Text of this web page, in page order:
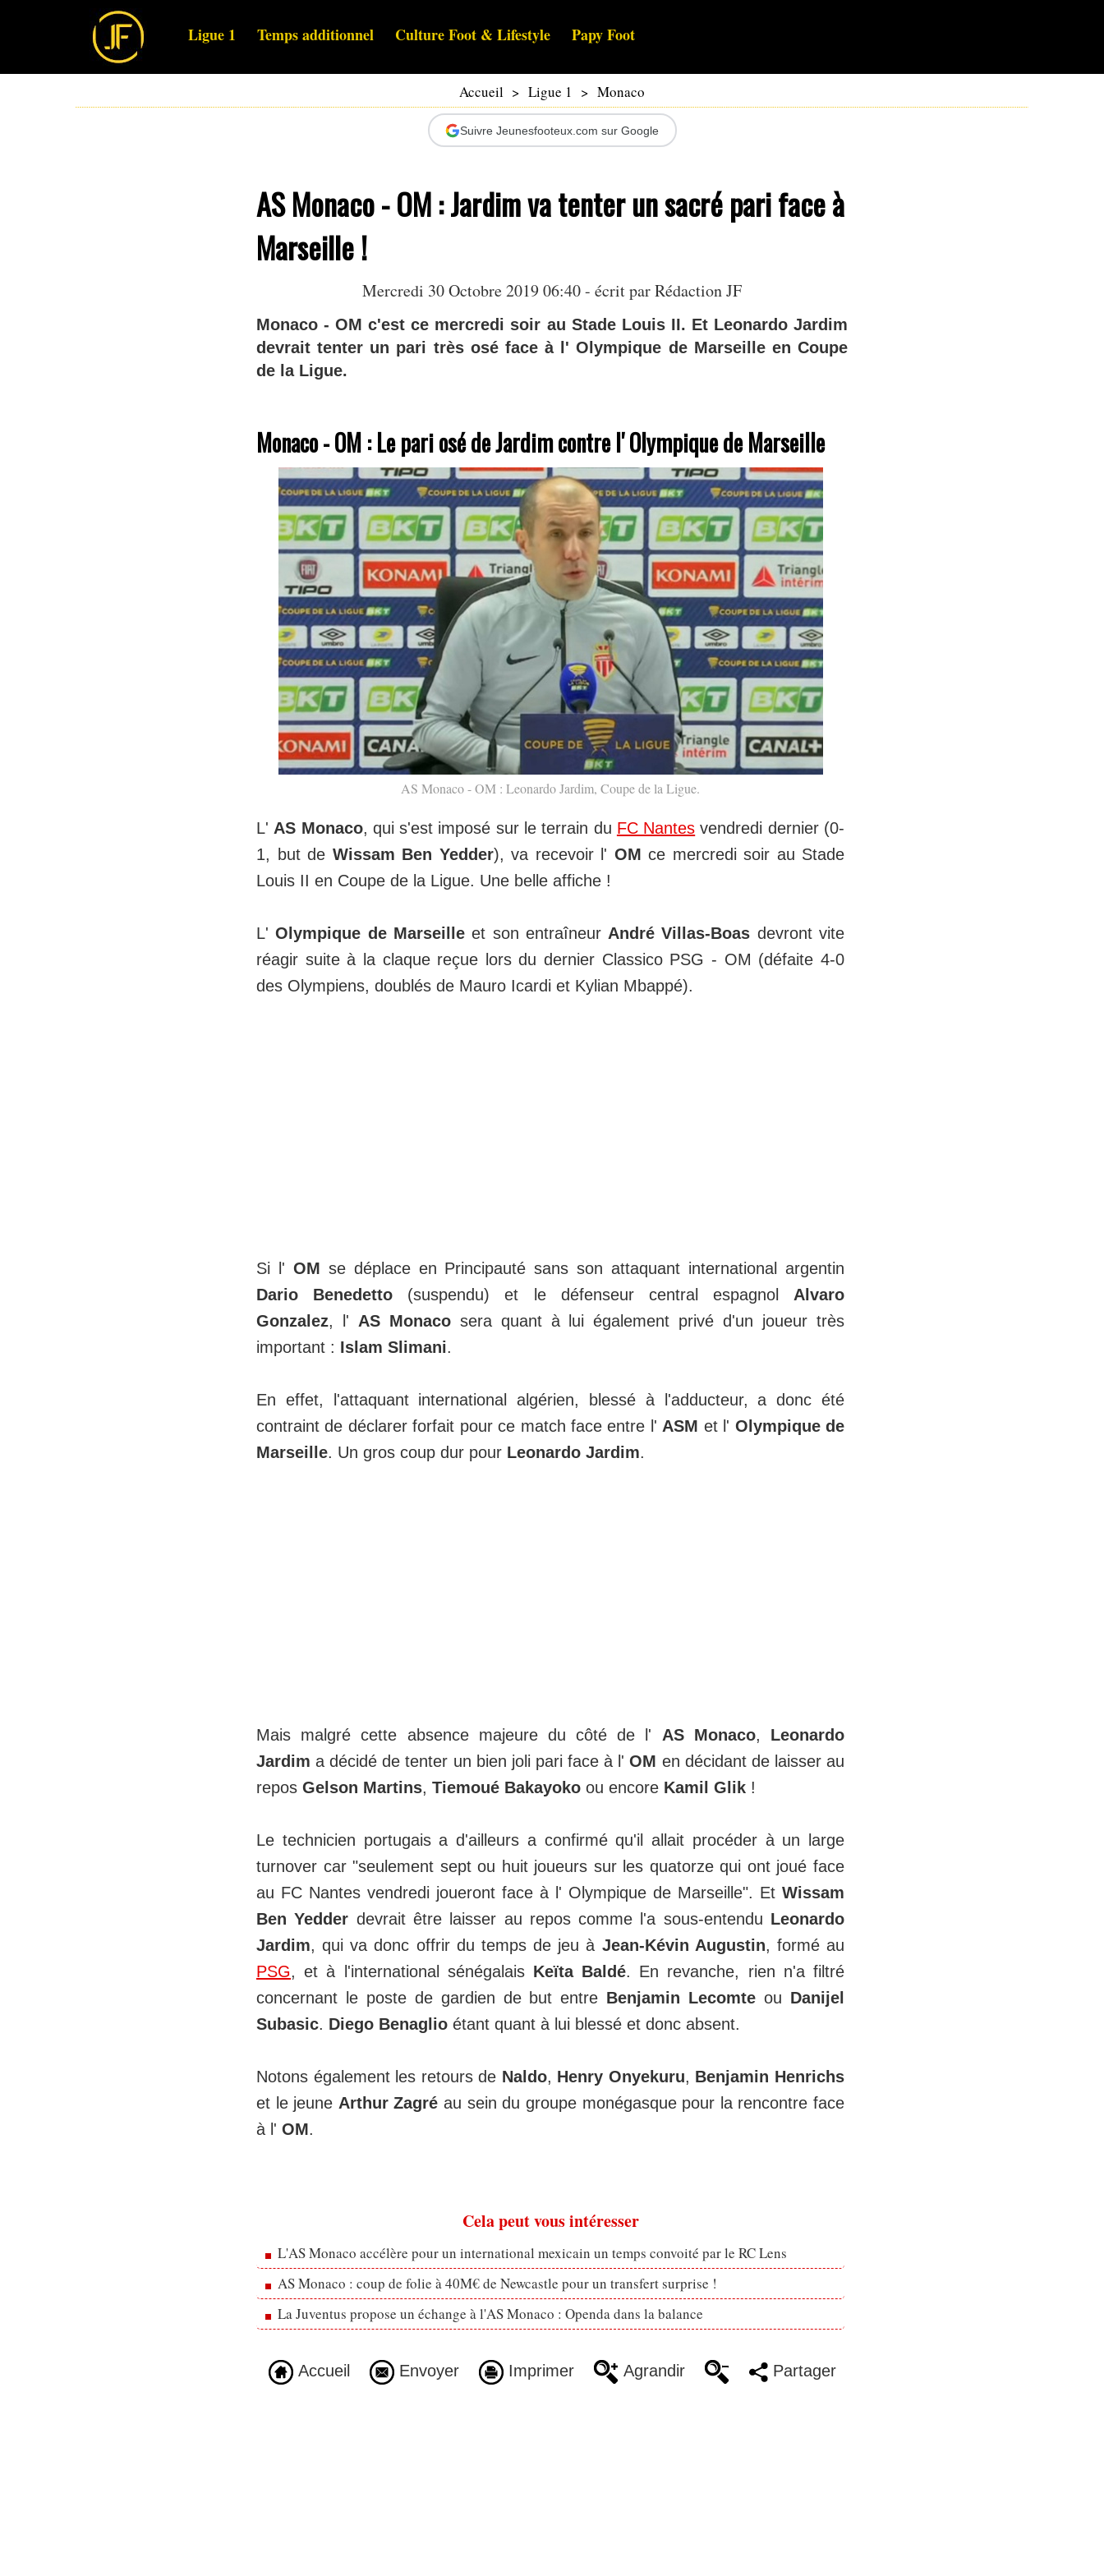
Ligue 1 Temps additionnel Culture Foot & Lifestyle Papy Foot
Accueil > Ligue 1 > Monaco
Suivre Jeunesfooteux.com sur Google
AS Monaco - OM : Jardim va tenter un sacré pari face à
Marseille !
Mercredi 30 Octobre 2019 06:40 - écrit par Rédaction JF
Monaco - OM c'est ce mercredi soir au Stade Louis II. Et Leonardo Jardim
devrait tenter un pari très osé face à l' Olympique de Marseille en Coupe
de la Ligue.
Monaco - OM : Le pari osé de Jardim contre l' Olympique de Marseille
AS Monaco - OM : Leonardo Jardim, Coupe de la Ligue.
L' AS Monaco, qui s'est imposé sur le terrain du FC Nantes vendredi dernier (0-
1, but de Wissam Ben Yedder), va recevoir l' OM ce mercredi soir au Stade
Louis II en Coupe de la Ligue. Une belle affiche !
L'Olympique de Marseilleet son entraîneur André Villas-Boas devront vite
réagir suite à la claque reçue lors du dernier Classico PSG - OM (défaite 4-0
des Olympiens, doublés de Mauro Icardi et Kylian Mbappé).
Si l' OM se déplace en Principauté sans son attaquant international argentin
Dario Benedetto (suspendu) et le défenseur central espagnol Alvaro
Gonzalez, l' AS Monacosera quant à lui également privé d'un joueur très
important : Islam Slimani.
En effet, l'attaquant international algérien, blessé à l'adducteur, a donc été
contraint de déclarer forfait pour ce match face entre l' ASM et l' Olympique de
Marseille. Un gros coup dur pour Leonardo Jardim.
Mais malgré cette absence majeure du côté de l' AS Monaco, Leonardo
Jardim a décidé de tenter un bien joli pari face à l'OM en décidant de laisser au
repos Gelson Martins, Tiemoué Bakayoko ou encore Kamil Glik !
Le technicien portugais a d'ailleurs a confirmé qu'il allait procéder à un large
turnover car "seulement sept ou huit joueurs sur les quatorze qui ont joué face
au FC Nantes vendredi joueront face à l' Olympique de Marseille". Et Wissam
Ben Yedder devrait être laisser au repos comme l'a sous-entendu Leonardo
Jardim, qui va donc offrir du temps de jeu à Jean-Kévin Augustin, formé au
PSG, et à l'international sénégalais Keïta Baldé. En revanche, rien n'a filtré
concernant le poste de gardien de but entre Benjamin Lecomte ou Danijel
Subasic. Diego Benaglio étant quant à lui blessé et donc absent.
Notons également les retours de Naldo, Henry Onyekuru, Benjamin Henrichs
et le jeune Arthur Zagré au sein du groupe monégasque pour la rencontre face
à l' OM.
Cela peut vous intéresser
L'AS Monaco accélère pour un international mexicain un temps convoité par le RC Lens
AS Monaco : coup de folie à 40M€ de Newcastle pour un transfert surprise !
La Juventus propose un échange à l'AS Monaco : Openda dans la balance
Accueil Envoyer Imprimer Agrandir Partager